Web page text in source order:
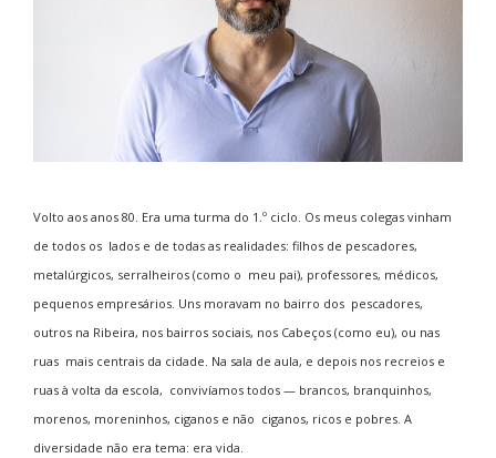
Volto aos anos 80. Era uma turma do 1.º ciclo. Os meus colegas vinham
de todos os lados e de todas as realidades: filhos de pescadores,
metalúrgicos, serralheiros (como o meu pai), professores, médicos,
pequenos empresários. Uns moravam no bairro dos pescadores,
outros na Ribeira, nos bairros sociais, nos Cabeços (como eu), ou nas
ruas mais centrais da cidade. Na sala de aula, e depois nos recreios e
ruas à volta da escola, convivíamos todos — brancos, branquinhos,
morenos, moreninhos, ciganos e não ciganos, ricos e pobres. A
diversidade não era tema: era vida.